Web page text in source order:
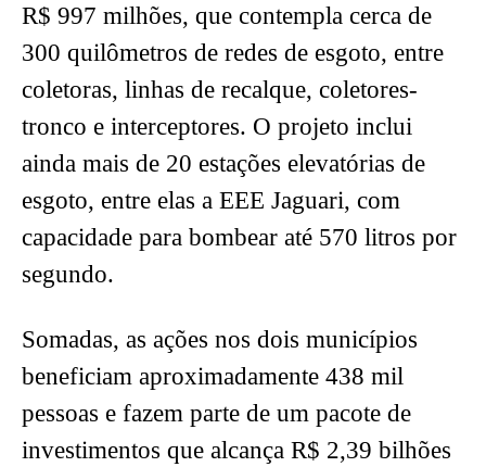
R$ 997 milhões, que contempla cerca de
300 quilômetros de redes de esgoto, entre
coletoras, linhas de recalque, coletores-
tronco e interceptores. O projeto inclui
ainda mais de 20 estações elevatórias de
esgoto, entre elas a EEE Jaguari, com
capacidade para bombear até 570 litros por
segundo.
Somadas, as ações nos dois municípios
beneficiam aproximadamente 438 mil
pessoas e fazem parte de um pacote de
investimentos que alcança R$ 2,39 bilhões